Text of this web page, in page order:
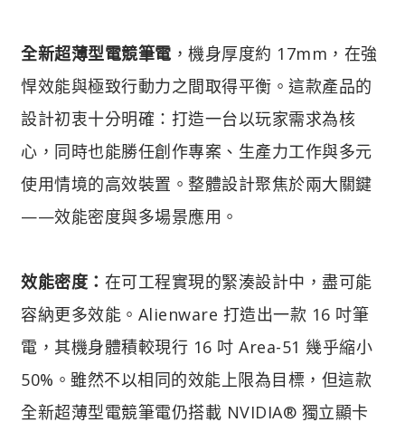
全新超薄型電競筆電 ，機身厚度約 17mm，在強
悍效能與極致行動力之間取得平衡。這款產品的
設計初衷十分明確：打造一台以玩家需求為核
心，同時也能勝任創作專案、生產力工作與多元
使用情境的高效裝置。整體設計聚焦於兩大關鍵
——效能密度與多場景應用。
效能密度： 在可工程實現的緊湊設計中，盡可能
容納更多效能。Alienware 打造出一款 16 吋筆
電，其機身體積較現行 16 吋 Area-51 幾乎縮小
50%。雖然不以相同的效能上限為目標，但這款
全新超薄型電競筆電仍搭載 NVIDIA® 獨立顯卡